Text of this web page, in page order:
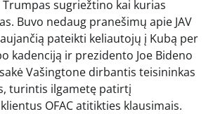
sugriežtino kai kurias
Buvo nedaug pranešimų apie JAV
pateikti keliautojų į Kubą per
kadenciją ir prezidento Joe Bideno
Vašingtone dirbantis teisininkas
turintis ilgametę patirtį
OFAC atitikties klausimais.